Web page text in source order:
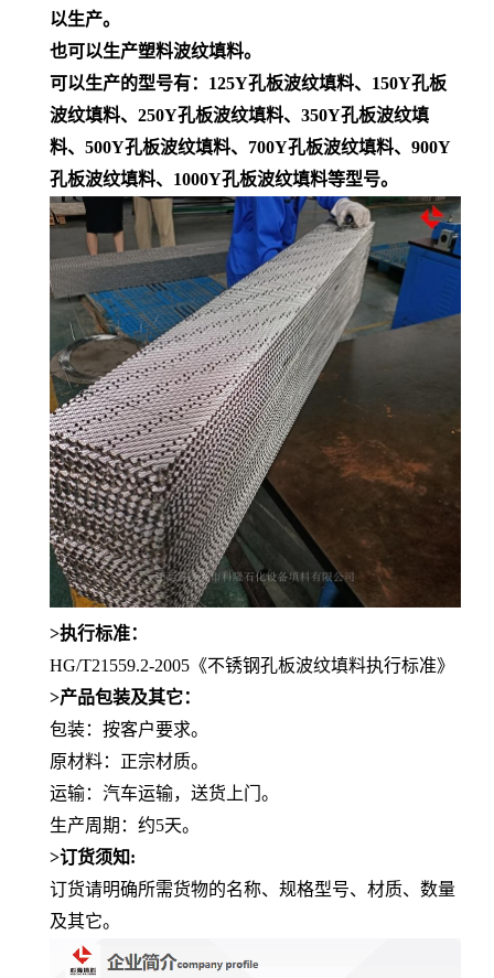
以生产。
也可以生产塑料波纹填料。
可以生产的型号有： 125Y孔板波纹填料、 150Y孔板
波纹填料、 250Y孔板波纹填料、 350Y孔板波纹填
料、500Y孔板波纹填料、700Y孔板波纹填料、900Y
孔板波纹填料、 1000Y孔板波纹填料等型号。
>执行标准：
HG/T21559.2-2005 《不锈钢孔板波纹填料执行标准》
>产品包装及其它：
包装：按客户要求。
原材料：正宗材质。
运输：汽车运输，送货上门。
生产周期：约5天。
>订货须知:
订货请明确所需货物的名称、规格型号、材质、数量
及其它。